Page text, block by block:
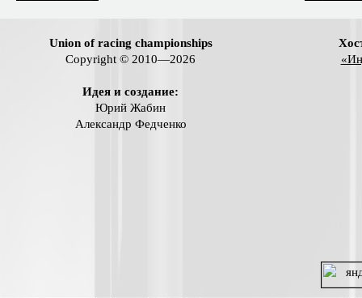
Union of racing championships
Copyright © 2010—2026
Идея и создание:
Юрий Жабин
Александр Федченко